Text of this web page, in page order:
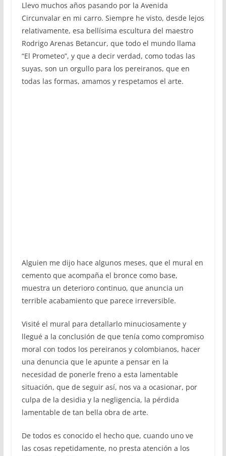
Llevo muchos años pasando por la Avenida
Circunvalar en mi carro. Siempre he visto, desde lejos
relativamente, esa bellísima escultura del maestro
Rodrigo Arenas Betancur, que todo el mundo llama
“El Prometeo”, y que a decir verdad, como todas las
suyas, son un orgullo para los pereiranos, que en
todas las formas, amamos y respetamos el arte.
Alguien me dijo hace algunos meses, que el mural en
cemento que acompaña el bronce como base,
muestra un deterioro continuo, que anuncia un
terrible acabamiento que parece irreversible.
Visité el mural para detallarlo minuciosamente y
llegué a la conclusión de que tenía como compromiso
moral con todos los pereiranos y colombianos, hacer
una denuncia que le apunte a pensar en la
necesidad de ponerle freno a esta lamentable
situación, que de seguir así, nos va a ocasionar, por
culpa de la desidia y la negligencia, la pérdida
lamentable de tan bella obra de arte.
De todos es conocido el hecho que, cuando uno ve
las cosas repetidamente, no presta atención a los